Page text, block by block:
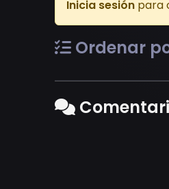
Inicia sesión para
Ordenar